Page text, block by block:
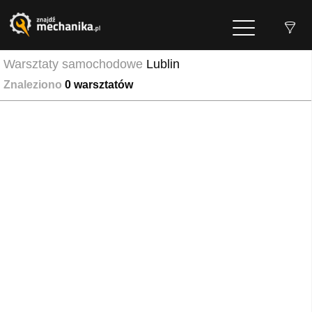
Warsztaty samochodowe Lublin
Znaleziono 0 warsztatów